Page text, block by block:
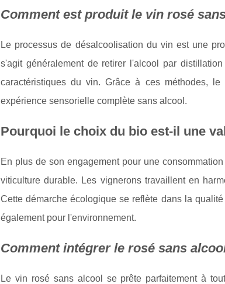
Comment est produit le vin rosé
Le processus de désalcoolisation du vin est une
s'agit généralement de retirer l'alcool par
caractéristiques du vin. Grâce à ces méthodes,
expérience sensorielle complète sans alcool.
Pourquoi le choix du bio est-il une
En plus de son engagement pour une
viticulture durable. Les vignerons travaillent en
Cette démarche écologique se reflète dans la
également pour l'environnement.
Comment intégrer le rosé sans
Le vin rosé sans alcool se prête parfaitement à